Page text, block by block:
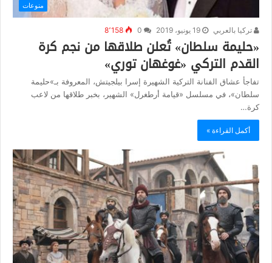
منوعات
تركيا بالعربي 19 يونيو، 2019 8٬158
«حليمة سلطان» تُعلن طلاقها من نجم كرة
القدم التركي «غوغهان توري»
تفاجأ عشاق الفنانة التركية الشهيرة إسرا بيلجيتش، المعروفة بـ»حليمة
سلطان»، في مسلسل «قيامة أرطغرل» الشهير، بخبر طلاقها من لاعب
كرة…
أكمل القراءة »